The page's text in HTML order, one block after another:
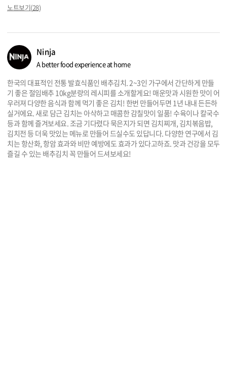
노트보기(28)
Ninja
A better food experience at home
한국의 대표적인 전통 발효식품인 배추김치. 2~3인 가구에서 간단하게 만들
기 좋은 절임배추 10kg분량의 레시피를 소개할게요! 매운맛과 시원한 맛이 어
우러져 다양한 음식과 함께 먹기 좋은 김치! 한번 만들어두면 1년 내내 든든하
실거에요. 새로 담근 김치는 아삭하고 매콤한 감칠맛이 일품! 수육이나 칼국수
등과 함께 즐겨보세요. 조금 기다렸다 묵은지가 되면 김치찌개, 김치볶음밥,
김치전 등 더욱 맛있는 메뉴로 만들어 드실수도 있답니다. 다양한 연구에서 김
치는 항산화, 항암 효과와 비만 예방에도 효과가 있다고하죠. 맛과 건강을 모두
즐길 수 있는 배추김치 꼭 만들어 드셔보세요!